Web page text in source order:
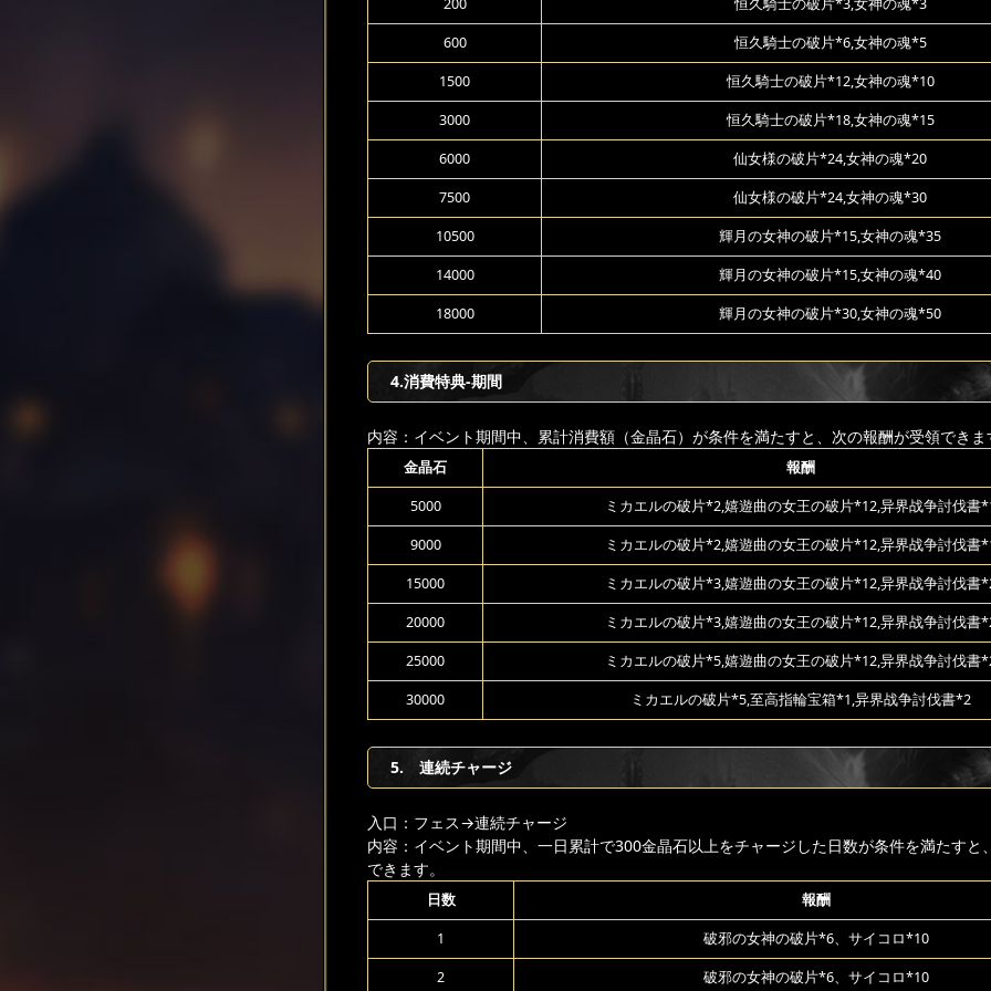
200 恒久騎士の破片*3,女神の魂*3
600 恒久騎士の破片*6,女神の魂*5
1500 恒久騎士の破片*12,女神の魂*10
3000 恒久騎士の破片*18,女神の魂*15
6000 仙女様の破片*24,女神の魂*20
7500 仙女様の破片*24,女神の魂*30
10500 輝月の女神の破片*15,女神の魂*35
14000 輝月の女神の破片*15,女神の魂*40
18000 輝月の女神の破片*30,女神の魂*50
4.消費特典-期間
内容：イベント期間中、累計消費額（金晶石）が条件を満たすと、次の報酬が受領できま
金晶石 報酬
5000 ミカエルの破片*2,嬉遊曲の女王の破片*12,异界战争討伐書
9000 ミカエルの破片*2,嬉遊曲の女王の破片*12,异界战争討伐書
15000 ミカエルの破片*3,嬉遊曲の女王の破片*12,异界战争討伐書
20000 ミカエルの破片*3,嬉遊曲の女王の破片*12,异界战争討伐書
25000 ミカエルの破片*5,嬉遊曲の女王の破片*12,异界战争討伐書
30000 ミカエルの破片*5,至高指輪宝箱*1,异界战争討伐書*2
5. 連続チャージ
入口：フェス→連続チャージ
内容：イベント期間中、一日累計で300金晶石以上をチャージした日数が条件を満たすと
できます。
日数 報酬
1 破邪の女神の破片*6、サイコロ*10
2 破邪の女神の破片*6、サイコロ*10